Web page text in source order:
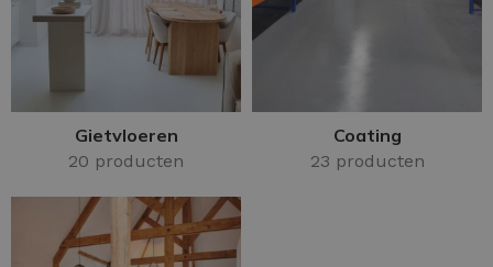
Gietvloeren
20 producten
Coating
23 producten